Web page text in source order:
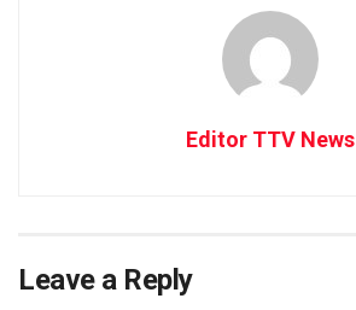
Editor TTV News
Leave a Reply